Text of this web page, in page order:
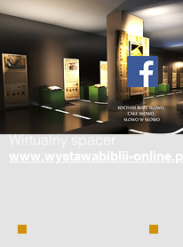
Wirtualny spacer
www.wystawabiblii-